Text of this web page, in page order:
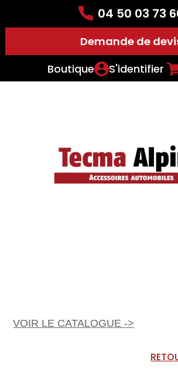
04 50 03 73
Demande de
Boutique
S'identifier
VOIR LE CATALOGUE ->